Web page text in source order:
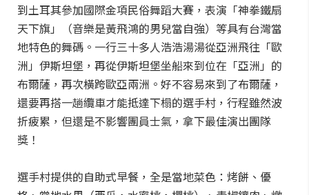
到土耳其參加國際金項民俗舞蹈大賽，表演「神拳鐵扇
天下旗」（音樂是黃飛鴻的男兒當自強）等具有台灣當
地特色的舞碼。一行三十多人浩浩湯湯從亞洲飛往「歐
洲」伊斯坦堡，再從伊斯坦堡坐船來到位在「亞洲」的
布爾薩，再次橫跨歐亞兩洲。好不容易來到了布爾薩，
還要再搭一趟纜車才能抵達下榻的選手村，行程雖然波
折疲累，但還是不影響團員士氣，拿下最佳演出團隊
獎！
選手村提供的自助式早餐，全是當地菜色：烤餅、優